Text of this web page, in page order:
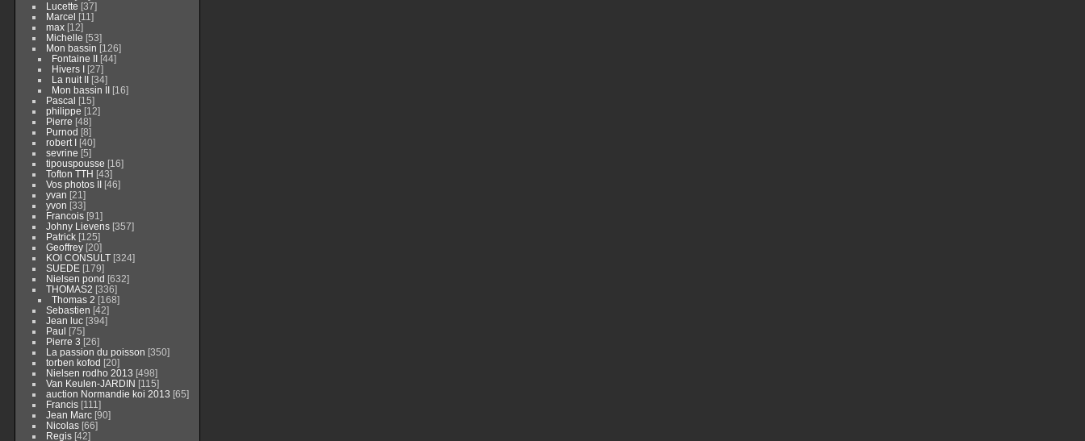
Lucette [37]
Marcel [11]
max [12]
Michelle [53]
Mon bassin [126]
Fontaine II [44]
Hivers I [27]
La nuit II [34]
Mon bassin II [16]
Pascal [15]
philippe [12]
Pierre [48]
Purnod [8]
robert I [40]
sevrine [5]
tipouspousse [16]
Tofton TTH [43]
Vos photos II [46]
yvan [21]
yvon [33]
Francois [91]
Johny Lievens [357]
Patrick [125]
Geoffrey [20]
KOI CONSULT [324]
SUEDE [179]
Nielsen pond [632]
THOMAS2 [336]
Thomas 2 [168]
Sebastien [42]
Jean luc [394]
Paul [75]
Pierre 3 [26]
La passion du poisson [350]
torben kofod [20]
Nielsen rodho 2013 [498]
Van Keulen-JARDIN [115]
auction Normandie koi 2013 [65]
Francis [111]
Jean Marc [90]
Nicolas [66]
Regis [42]